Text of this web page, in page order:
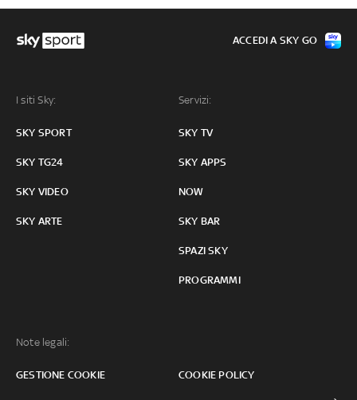
I siti Sky:
SKY SPORT
SKY TG24
SKY VIDEO
SKY ARTE
Servizi:
SKY TV
SKY APPS
NOW
SKY BAR
SPAZI SKY
PROGRAMMI
Note legali:
GESTIONE COOKIE COOKIE POLICY
ACCEDI A SKY GO